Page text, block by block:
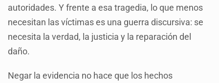
autoridades. Y frente a esa tragedia, lo que menos
necesitan las víctimas es una guerra discursiva: se
necesita la verdad, la justicia y la reparación del
daño.
Negar la evidencia no hace que los hechos